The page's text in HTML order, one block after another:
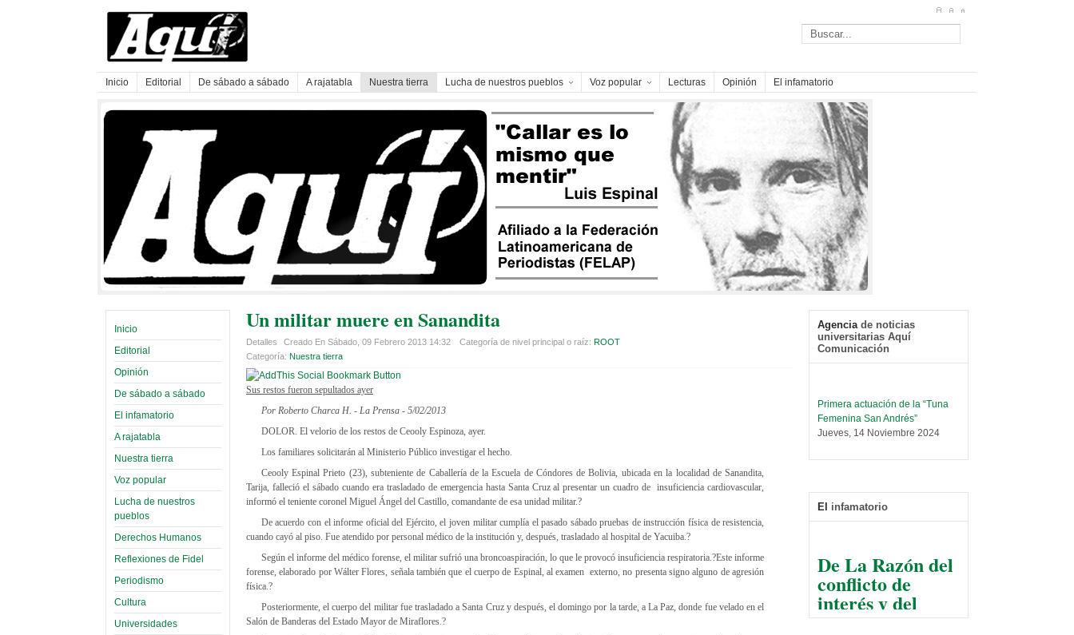
Inicio Editorial De sábado a sábado A rajatabla Nuestra tierra Lucha de nuestros pueblos Voz popular Lecturas Opinión El infamatorio
Inicio
Editorial
Opinión
De sábado a sábado
El infamatorio
A rajatabla
Nuestra tierra
Voz popular
Lucha de nuestros
pueblos
Derechos Humanos
Reflexiones de Fidel
Periodismo
Cultura
Universidades
Un militar muere en Sanandita
Detalles Creado En Sábado, 09 Febrero 2013 14:32 Categoría de nivel principal o raíz: ROOT
Categoría: Nuestra tierra
Sus restos fueron sepultados ayer
Por Roberto Charca H. - La Prensa - 5/02/2013
DOLOR. El velorio de los restos de Ceooly Espinoza, ayer.
Los familiares solicitarán al Ministerio Público investigar el hecho.
Ceooly Espinal Prieto (23), subteniente de Caballería de la Escuela de Cóndores de Bolivia, ubicada en la localidad de Sanandita,
Tarija, falleció el sábado cuando era trasladado de emergencia hasta Santa Cruz al presentar un cuadro de insuficiencia cardiovascular,
informó el teniente coronel Miguel Ángel del Castillo, comandante de esa unidad militar.?
De acuerdo con el informe oficial del Ejército, el joven militar cumplía el pasado sábado pruebas de instrucción física de resistencia,
cuando cayó al piso. Fue atendido por personal médico de la institución y, después, trasladado al hospital de Yacuiba.?
Según el informe del médico forense, el militar sufrió una broncoaspiración, lo que le provocó insuficiencia respiratoria.?Este informe
forense, elaborado por Wálter Flores, señala también que el cuerpo de Espinal, al examen externo, no presenta signo alguno de agresión
física.?
Posteriormente, el cuerpo del militar fue trasladado a Santa Cruz y después, el domingo por la tarde, a La Paz, donde fue velado en el
Salón de Banderas del Estado Mayor de Miraflores.?
Agencia de noticias
universitarias Aquí
Comunicación
Primera actuación de la “Tuna
Femenina San Andrés”
Jueves, 14 Noviembre 2024
Sábado, 14 Septiembre 2024
Centro de Estudiantes organiza
taller de software estadístico en
la UMSA
Sábado, 14 Septiembre 2024
El infamatorio
De La Razón del
conflicto de
interés y del
razonable arte